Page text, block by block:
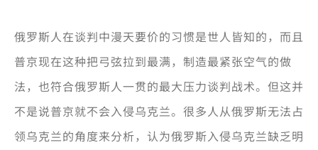
俄罗斯人在谈判中漫天要价的习惯是世人皆知的，而且
普京现在这种把弓弦拉到最满，制造最紧张空气的做
法，也符合俄罗斯人一贯的最大压力谈判战术。但这并
不是说普京就不会入侵乌克兰。很多人从俄罗斯无法占
领乌克兰的角度来分析，认为俄罗斯入侵乌克兰缺乏明